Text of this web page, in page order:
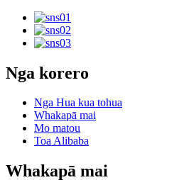
Nga korero
Nga Hua kua tohua
Whakapā mai
Mo matou
Toa Alibaba
Whakapā mai